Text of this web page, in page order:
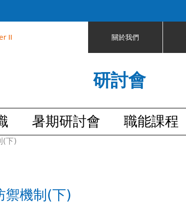
II 關於我們
研討會
暑期研討會 職能課程
(下)
禦機制(下)